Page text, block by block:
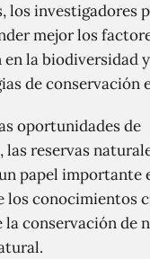
los investigadores
mejor los
la biodiversidad
de conservación
oportunidades de
las reservas
papel importante
los conocimientos
la conservación de